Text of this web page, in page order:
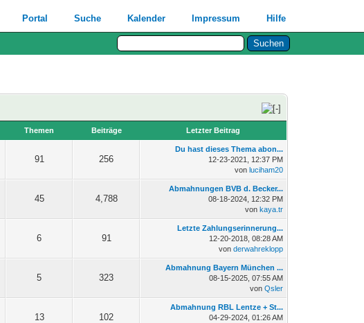
Portal Suche Kalender Impressum Hilfe
Themen Beiträge Letzter Beitrag
91 256
Du hast dieses Thema abon...
12-23-2021, 12:37 PM
vonluciham20
45 4,788
Abmahnungen BVB d. Becker...
08-18-2024, 12:32 PM
vonkaya.tr
6 91
Letzte Zahlungserinnerung...
12-20-2018, 08:28 AM
vonderwahreklopp
5 323
Abmahnung Bayern München ...
08-15-2025, 07:55 AM
vonQsler
13 102
Abmahnung RBL Lentze + St...
04-29-2024, 01:26 AM